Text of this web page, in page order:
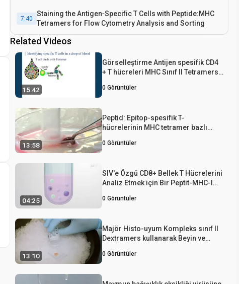
7:40
Staining the Antigen‐Specific T Cells with Peptide:MHC
Tetramers for Flow Cytometry Analysis and Sorting
Related Videos
15:42
Görselleştirme Antijen spesifik CD4
+ T hücreleri MHC Sınıf II Tetramers
0 Görüntüler
13:58
Peptid: Epitop-spesifik T-
hücrelerinin MHC tetramer bazlı
0 Görüntüler
04:25
SIV'e Özgü CD8+ Bellek T Hücrelerini
Analiz Etmek için Bir Peptit-MHC-I
0 Görüntüler
13:10
Majör Histo-uyum Kompleks sınıf II
Dextramers kullanarak Beyin ve
situ tespiti
0 Görüntüler